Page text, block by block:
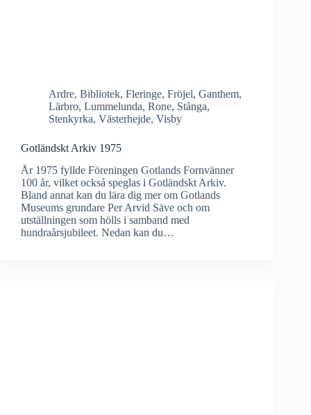
Ardre, Bibliotek, Fleringe, Fröjel, Ganthem,
Lärbro, Lummelunda, Rone, Stånga,
Stenkyrka, Västerhejde, Visby
Gotländskt Arkiv 1975
År 1975 fyllde Föreningen Gotlands Fornvänner
100 år, vilket också speglas i Gotländskt Arkiv.
Bland annat kan du lära dig mer om Gotlands
Museums grundare Per Arvid Säve och om
utställningen som hölls i samband med
hundraårsjubileet. Nedan kan du…